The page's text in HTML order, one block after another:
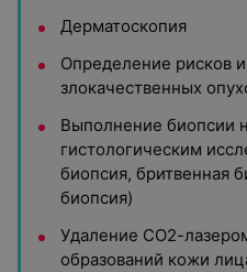
Дерматоскопия
Определение рисков
злокачественных
Выполнение биопсии
гистологическим
биопсия, бритвенная
биопсия)
Удаление СО2-
образований кожи